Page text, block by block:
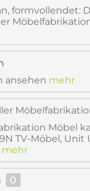
formvollendet:
ansehen mehr
Möbel
TV-Möbel, Unit
mehr
0